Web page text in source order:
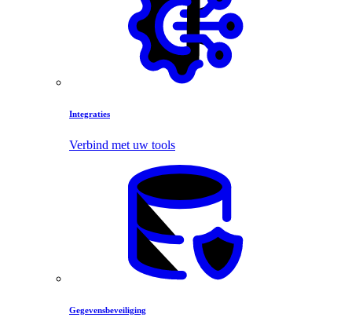
Integraties
Verbind met uw tools
Gegevensbeveiliging